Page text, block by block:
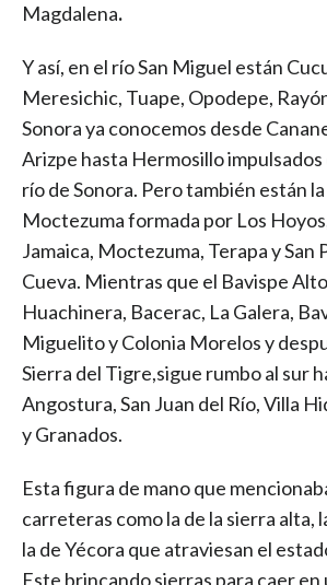
Magdalena.
Y así, en el río San Miguel están
Meresichic, Tuape, Opodepe,
Sonora ya conocemos desde
Arizpe hasta Hermosillo impulsados
río de Sonora. Pero también están
Moctezuma formada por Los
Jamaica, Moctezuma, Terapa y San
Cueva. Mientras que el Bavispe
Huachinera, Bacerac, La Galera,
Miguelito y Colonia Morelos y
Sierra del Tigre,sigue rumbo al sur
Angostura, San Juan del Río, Villa
y Granados.
Esta figura de mano que
carreteras como la de la sierra alta,
la de Yécora que atraviesan el
Este brincando sierras para caer